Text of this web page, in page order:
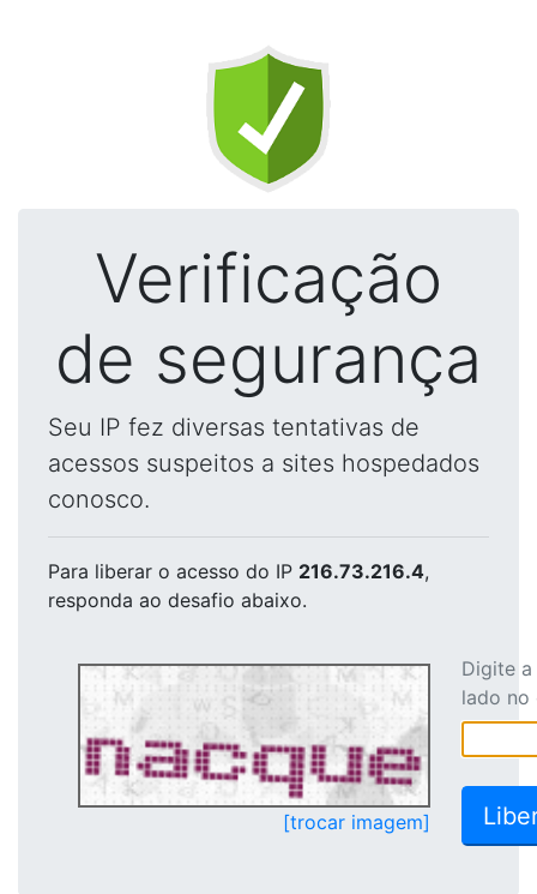
Verificação
de segurança
Seu IP fez diversas tentativas de
acessos suspeitos a sites hospedados
conosco.
Para liberar o acesso do IP 216.73.216.4,
responda ao desafio abaixo.
[trocar imagem]
Digite
lado no